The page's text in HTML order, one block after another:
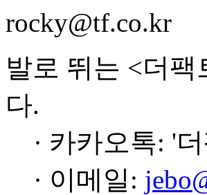
rocky@tf.co.kr
발로 뛰는 <더
다.
· 카카오톡: '
· 이메일: